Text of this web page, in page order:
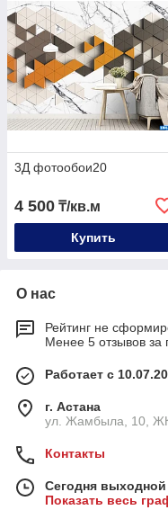
3Д фотообои20
4 500 ₸/кв.м
Купить
О нас
Рейтинг не
Менее 5 отзывов за
Работает с
г. Астана
ул. Жамбыла, 10, ЖК
Контакты
Сегодня выходной
Показать весь